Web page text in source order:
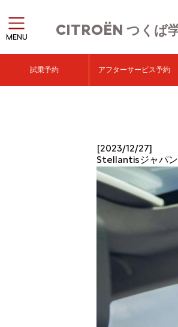
CITROËNつくば
MENU
試乗予約 アフターサービス予約
[2023/12/27]
Stellantisジャパ